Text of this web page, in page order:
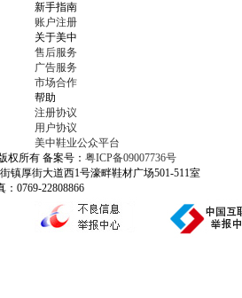
新手指南
账户注册
关于美中
售后服务
广告服务
市场合作
帮助
注册协议
用户协议
美中鞋业公众平台
权所有 备案号： 粤ICP备09007736号
镇厚街大道西1号濠畔鞋材广场501-511室
：0769-22808866